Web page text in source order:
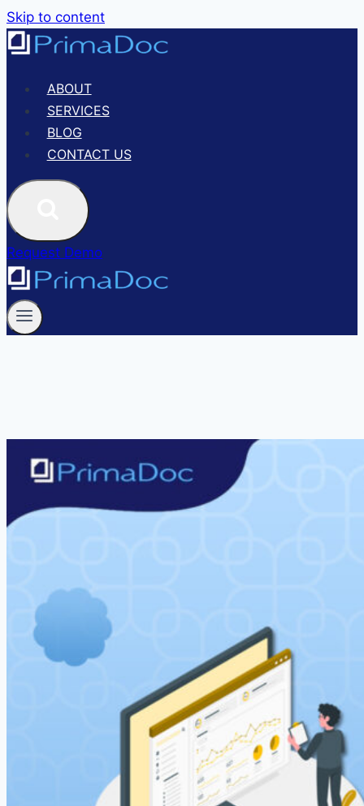
Skip to content
ABOUT
SERVICES
BLOG
CONTACT US
Request Demo